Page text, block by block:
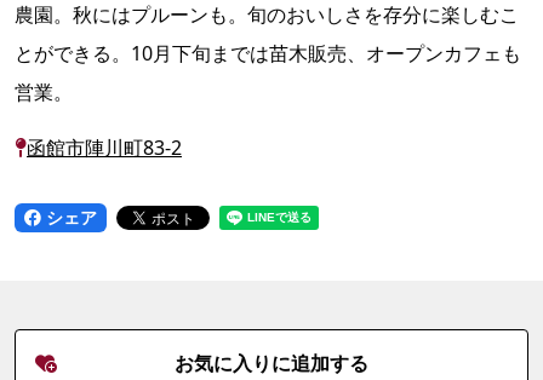
農園。秋にはプルーンも。旬のおいしさを存分に楽しむこ
とができる。10月下旬までは苗木販売、オープンカフェも
営業。
函館市陣川町83-2
シェア
お気に入りに追加する